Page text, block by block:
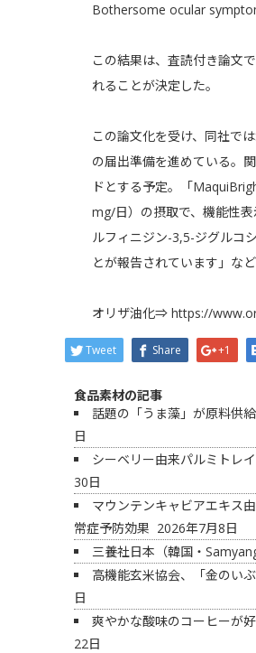
Bothersome ocular
この結果は、査読付き論文
れることが決定した。
この論文化を受け、同社で
の届出準備を進めている。
ドとする予定。「
mg/日）の摂取で、機能性
ルフィニジン-3,5-ジグルコ
とが報告されています」な
オリザ油化⇒ https://
Tweet Share +1
食品素材の記事
話題の「うま藻」が原料供
日
シーベリー由来パルミトレ
30日
マウンテンキャビアエキス
常症予防効果 2026年7月8日
三養社日本（韓国・
高機能玄米協会、「金のい
日
爽やかな酸味のコーヒーが
22日